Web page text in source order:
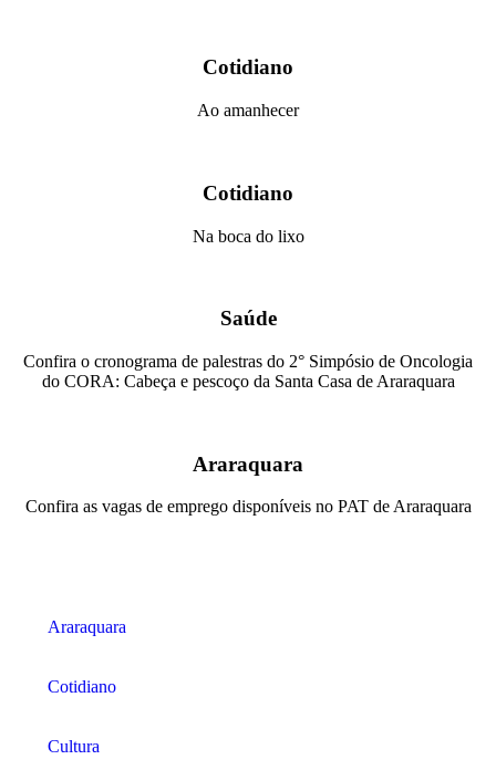
Cotidiano
Ao amanhecer
Cotidiano
Na boca do lixo
Saúde
Confira o cronograma de palestras do 2° Simpósio de Oncologia
do CORA: Cabeça e pescoço da Santa Casa de Araraquara
Araraquara
Confira as vagas de emprego disponíveis no PAT de Araraquara
Araraquara
Cotidiano
Cultura